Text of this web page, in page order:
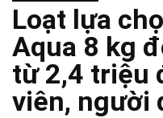
Loạt lựa
Aqua 8 kg
từ 2,4 triệu
viên, người